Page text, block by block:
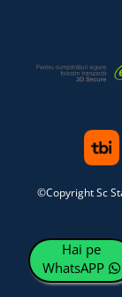
©Copyright Sc
Hai pe
WhatsAPP